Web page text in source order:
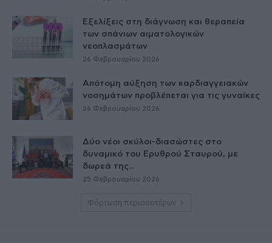
Εξελίξεις στη διάγνωση και θεραπεία
των σπάνιων αιματολογικών
νεοπλασμάτων
26 Φεβρουαρίου 2026
Απότομη αύξηση των καρδιαγγειακών
νοσημάτων προβλέπεται για τις γυναίκες
26 Φεβρουαρίου 2026
Δύο νέοι σκύλοι-διασώστες στο
δυναμικό του Ερυθρού Σταυρού, με
δωρεά της...
25 Φεβρουαρίου 2026
Φόρτωση περισσοτέρων